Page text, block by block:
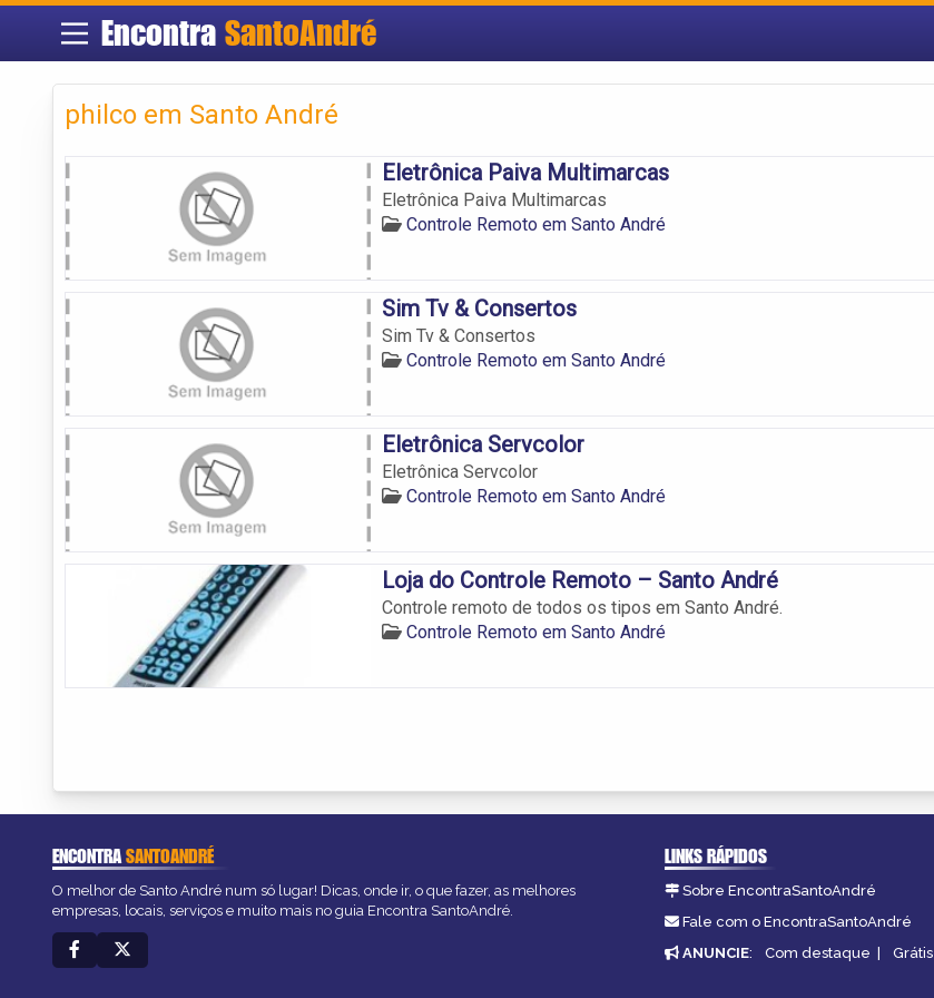
Encontra SantoAndré
philco em Santo André
Eletrônica Paiva Multimarcas
Eletrônica Paiva Multimarcas
Controle Remoto em Santo André
Sim Tv & Consertos
Sim Tv & Consertos
Controle Remoto em Santo André
Eletrônica Servcolor
Eletrônica Servcolor
Controle Remoto em Santo André
Loja do Controle Remoto – Santo André
Controle remoto de todos os tipos em Santo André.
Controle Remoto em Santo André
ENCONTRASANTOANDRÉ
O melhor de Santo André num só lugar! Dicas, onde ir, o que fazer, as melhores
empresas, locais, serviços e muito mais no guia Encontra SantoAndré.
LINKS RÁPIDOS
Sobre EncontraSantoAndré
Fale com o EncontraSantoAndré
ANUNCIE: Com destaque | Grátis